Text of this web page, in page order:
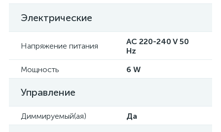
Электрические
Напряжение питания
AC 220-240 V 50
Hz
Мощность
6 W
Управление
Диммируемый(ая) Да